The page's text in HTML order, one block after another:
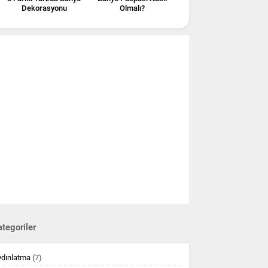
Dekorasyonu
Olmalı?
(7)